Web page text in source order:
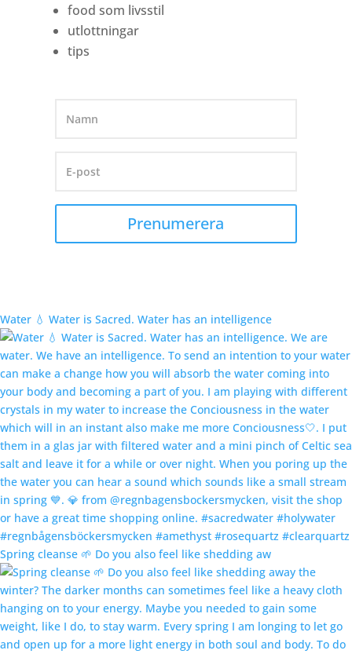
food som livsstil
utlottningar
tips
Prenumerera
Water 💧 Water is Sacred. Water has an intelligence
Spring cleanse 🌱 Do you also feel like shedding aw